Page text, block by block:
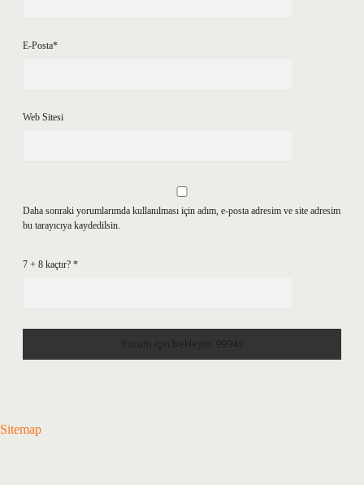
E-Posta*
Web Sitesi
Daha sonraki yorumlarımda kullanılması için adım, e-posta adresim ve site adresim
bu tarayıcıya kaydedilsin.
7 + 8 kaçtır? *
Sitemap